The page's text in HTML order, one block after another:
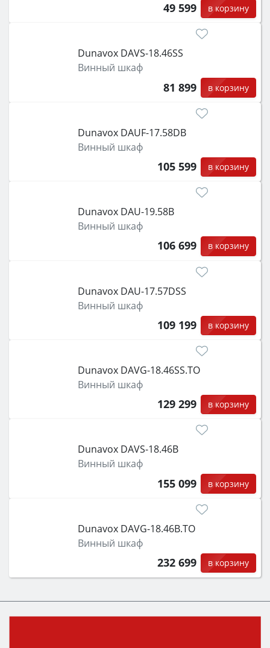
49 599 в корзину
Dunavox DAVS-18.46SS
Винный шкаф
81 899 в корзину
Dunavox DAUF-17.58DB
Винный шкаф
105 599 в корзину
Dunavox DAU-19.58B
Винный шкаф
106 699 в корзину
Dunavox DAU-17.57DSS
Винный шкаф
109 199 в корзину
Dunavox DAVG-18.46SS.TO
Винный шкаф
129 299 в корзину
Dunavox DAVS-18.46B
Винный шкаф
155 099 в корзину
Dunavox DAVG-18.46B.TO
Винный шкаф
232 699 в корзину